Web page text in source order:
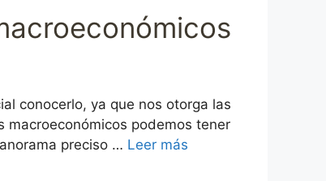
conocerlo, ya que nos otorga las
macroeconómicos podemos tener
preciso … Leer más